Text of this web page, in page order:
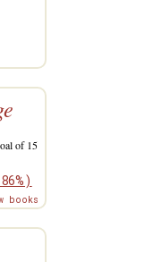
of 15
books